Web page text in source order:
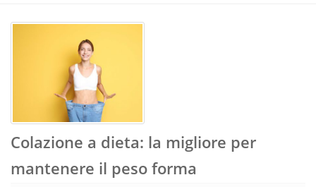
Colazione a dieta: la migliore per
mantenere il peso forma